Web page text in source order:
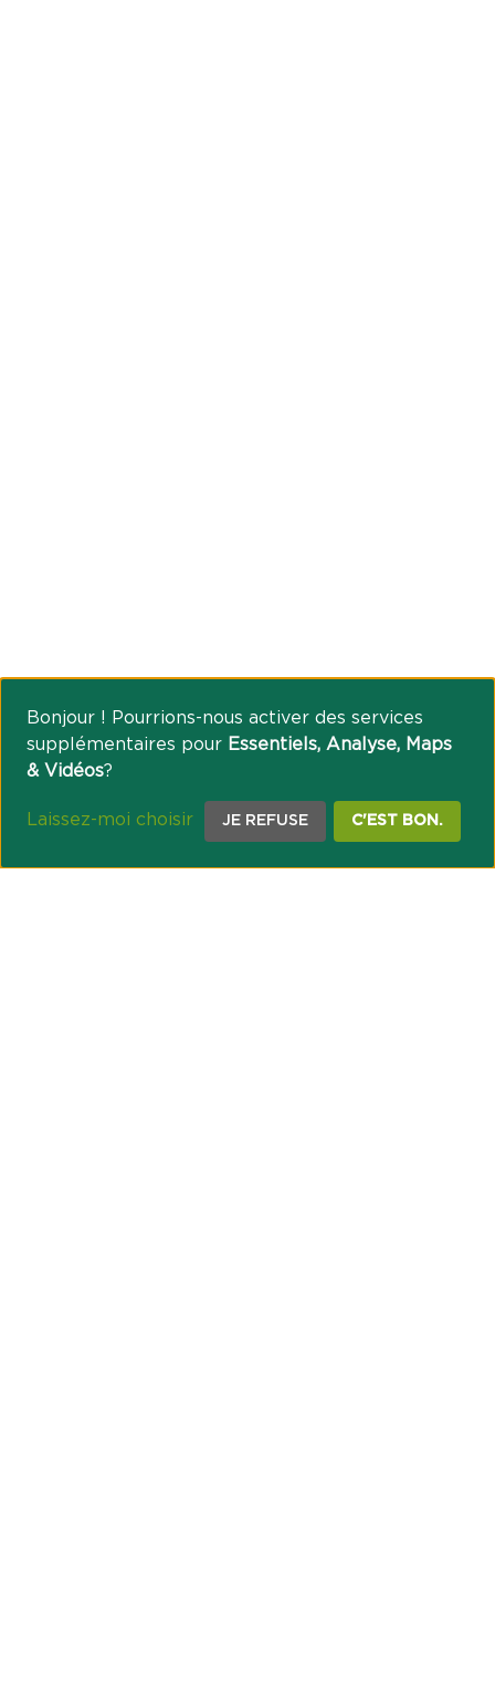
Bonjour ! Pourrions-nous activer des services
supplémentaires pour Essentiels, Analyse, Maps
& Vidéos?
Laissez-moi choisir JE REFUSE C'EST BON.